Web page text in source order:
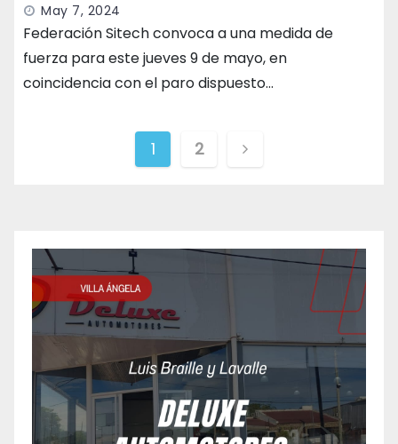
May 7, 2024
Federación Sitech convoca a una medida de
fuerza para este jueves 9 de mayo, en
coincidencia con el paro dispuesto…
Paginación
1 2